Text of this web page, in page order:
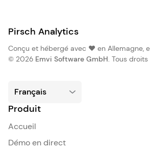
Pirsch Analytics
Conçu et hébergé avec ❤️ en Allemagne,
© 2026 Emvi Software GmbH. Tous droits
Produit
Accueil
Démo en direct